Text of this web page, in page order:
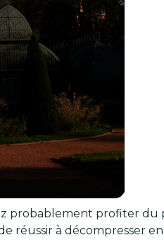
probablement profiter
réussir à décompresser